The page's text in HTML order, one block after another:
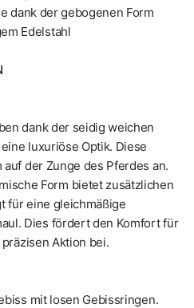
dank der gebogenen Form
Edelstahl
dank der seidig weichen
luxuriöse Optik. Diese
der Zunge des Pferdes an.
Form bietet zusätzlichen
für eine gleichmäßige
Dies fördert den Komfort für
Aktion bei.
mit losen Gebissringen.